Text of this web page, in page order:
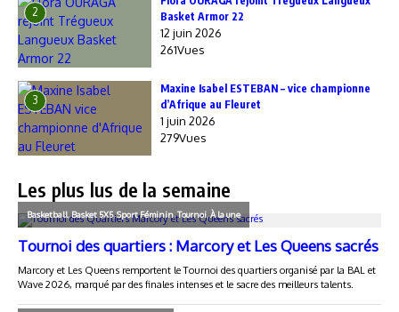
2
Basket Armor 22
12 juin 2026
261Vues
3
Maxine Isabel ESTEBAN – vice championne
d’Afrique au Fleuret
1 juin 2026
279Vues
Les plus lus de la semaine